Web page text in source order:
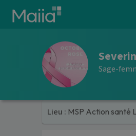
Aller au contenu principal
Sage-
Lieu : MSP Action santé